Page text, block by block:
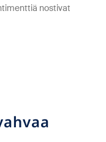
nostivat